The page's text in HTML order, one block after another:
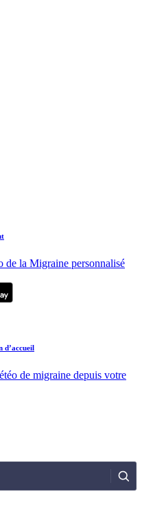
de la Migraine personnalisé
d’accueil
de migraine depuis votre